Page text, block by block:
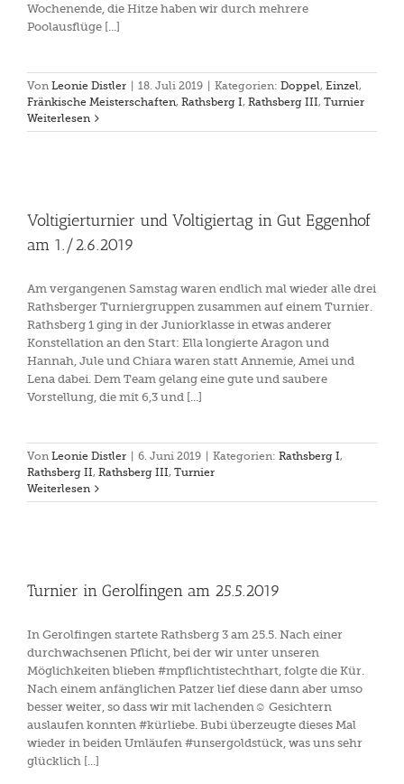
Wochenende, die Hitze haben wir durch mehrere
Poolausflüge [...]
Von Leonie Distler | 18. Juli 2019 | Kategorien: Doppel, Einzel,
Fränkische Meisterschaften, Rathsberg I, Rathsberg III, Turnier
Weiterlesen
Voltigierturnier und Voltigiertag in Gut Eggenhof
am 1./2.6.2019
Am vergangenen Samstag waren endlich mal wieder alle drei
Rathsberger Turniergruppen zusammen auf einem Turnier.
Rathsberg 1 ging in der Juniorklasse in etwas anderer
Konstellation an den Start: Ella longierte Aragon und
Hannah, Jule und Chiara waren statt Annemie, Amei und
Lena dabei. Dem Team gelang eine gute und saubere
Vorstellung, die mit 6,3 und [...]
Von Leonie Distler | 6. Juni 2019 | Kategorien: Rathsberg I,
Rathsberg II, Rathsberg III, Turnier
Weiterlesen
Turnier in Gerolfingen am 25.5.2019
In Gerolfingen startete Rathsberg 3 am 25.5. Nach einer
durchwachsenen Pflicht, bei der wir unter unseren
Möglichkeiten blieben #mpflichtistechthart, folgte die Kür.
Nach einem anfänglichen Patzer lief diese dann aber umso
besser weiter, so dass wir mit lachenden☺ Gesichtern
auslaufen konnten #kürliebe. Bubi überzeugte dieses Mal
wieder in beiden Umläufen #unsergoldstück, was uns sehr
glücklich [...]